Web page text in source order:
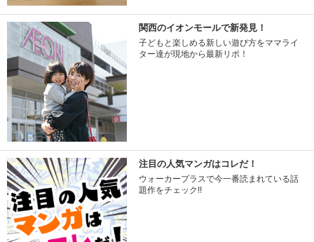
関西のイオンモールで新発見！
子どもと楽しめる新しい遊び方をママライ
ター達が現地から最新リポ！
注目の人気マンガはコレだ！
ウォーカープラスで今一番読まれている話
題作をチェック!!